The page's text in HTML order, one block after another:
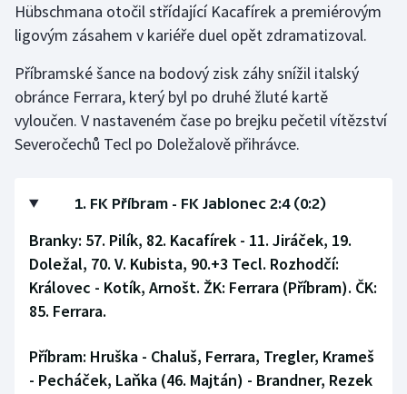
Triatlon
Veslování
Vodní slalom
Hübschmana otočil střídající Kacafírek a premiérovým
ligovým zásahem v kariéře duel opět zdramatizoval.
Příbramské šance na bodový zisk záhy snížil italský
obránce Ferrara, který byl po druhé žluté kartě
vyloučen. V nastaveném čase po brejku pečetil vítězství
Severočechů Tecl po Doležalově přihrávce.
1. FK Příbram - FK Jablonec 2:4 (0:2)
Branky: 57. Pilík, 82. Kacafírek - 11. Jiráček, 19.
Doležal, 70. V. Kubista, 90.+3 Tecl. Rozhodčí:
Královec - Kotík, Arnošt. ŽK: Ferrara (Příbram). ČK:
85. Ferrara.
Příbram: Hruška - Chaluš, Ferrara, Tregler, Krameš
- Pecháček, Laňka (46. Majtán) - Brandner, Rezek